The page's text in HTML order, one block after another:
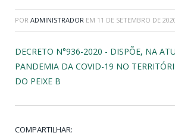
POR ADMINISTRADOR EM 11 DE SETEMBRO DE
DECRETO N°936-2020 - DISPÕE, NA
PANDEMIA DA COVID-19 NO
DO PEIXE B
COMPARTILHAR: